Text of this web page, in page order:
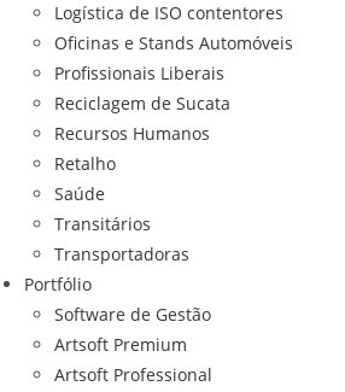
Logística de ISO contentores
Oficinas e Stands Automóveis
Profissionais Liberais
Reciclagem de Sucata
Recursos Humanos
Retalho
Saúde
Transitários
Transportadoras
Portfólio
Software de Gestão
Artsoft Premium
Artsoft Professional